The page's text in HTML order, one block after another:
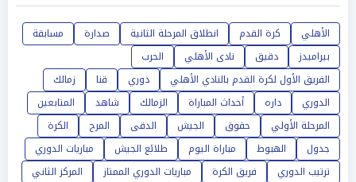
الأهلي كرة القدم انطلاق المرحلة الثانية صدارة
مسابقة
بيراميدز
دقيق نادى الأهلي
الحرب
الفريق الأول لكرة القدم بالنادي الأهلي
دوري قنا
زمالك
الدوري
داره أحداث المباراة الزمالك شاهد
المتابعين
المرحلة الأولي
حقوق الجيش الدقى المرح
الكرة
جدول
الهبوط مباراة اليوم طلائع الجيش
مباريات الدوري
ترتيب الدوري
فريق الكرة مباريات الدوري الممتاز
المركز الثاني